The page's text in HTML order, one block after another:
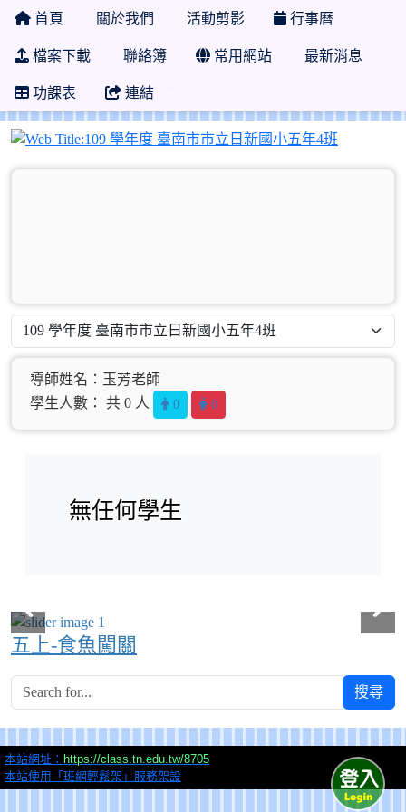
首頁 關於我們 活動剪影 行事曆
檔案下載 聯絡簿 常用網站 最新消息
功課表 連結
導師姓名：玉芳老師
學生人數： 共 0 人
0 0
無任何學生
五上-食魚闖關
搜尋
本站網址： https://class.tn.edu.tw/8705
本站使用「班網輕鬆架」服務架設